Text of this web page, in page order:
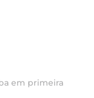
em primeira